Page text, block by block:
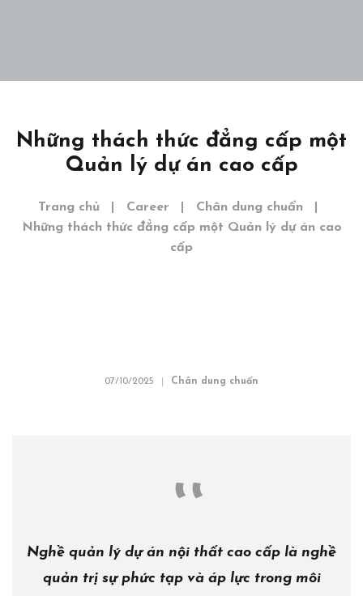
Giới thiệu
Khám phá
Liên hệ
EN
Những thách thức đẳng cấp một
Quản lý dự án cao cấp
Trang chủ Career
Chân dung chuẩn
Những thách thức đẳng cấp một Quản lý dự án cao
cấp
07/10/2025 Chân dung chuẩn
Nghề quản lý dự án nội thất cao cấp là nghề
quản trị sự phức tạp và áp lực trong môi